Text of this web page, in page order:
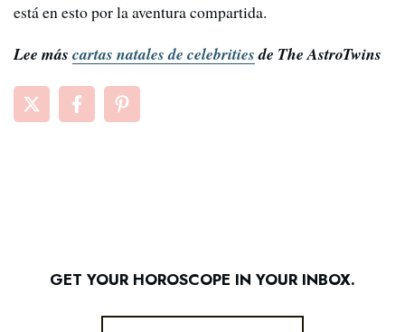
está en esto por la aventura compartida.
Lee más cartas natales de celebritiesde The AstroTwins
GET YOUR HOROSCOPE IN YOUR INBOX.